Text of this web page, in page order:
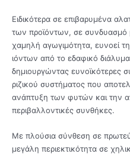
Ειδικότερα σε επιβαρυμένα
των προϊόντων, σε συνδυασμό
χαμηλή αγωγιμότητα, ευνοεί
ιόντων από το εδαφικό
δημιουργώντας ευνοϊκότερες
ριζικού συστήματος που
ανάπτυξη των φυτών και την
περιβαλλοντικές συνθήκες.
Με πλούσια σύνθεση σε
μεγάλη περιεκτικότητα σε